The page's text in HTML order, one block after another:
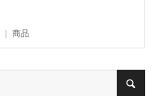
商品